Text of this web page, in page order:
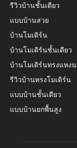
รีวิวบ้านชั้นเดียว
แบบบ้านสวย
บ้านโมเดิร์น
บ้านโมเดิร์นชั้นเดียว
บ้านโมเดิร์นทรงแหงน
รีวิวบ้านทรงโมเดิร์น
แบบบ้านชั้นเดียว
แบบบ้านยกพื้นสูง